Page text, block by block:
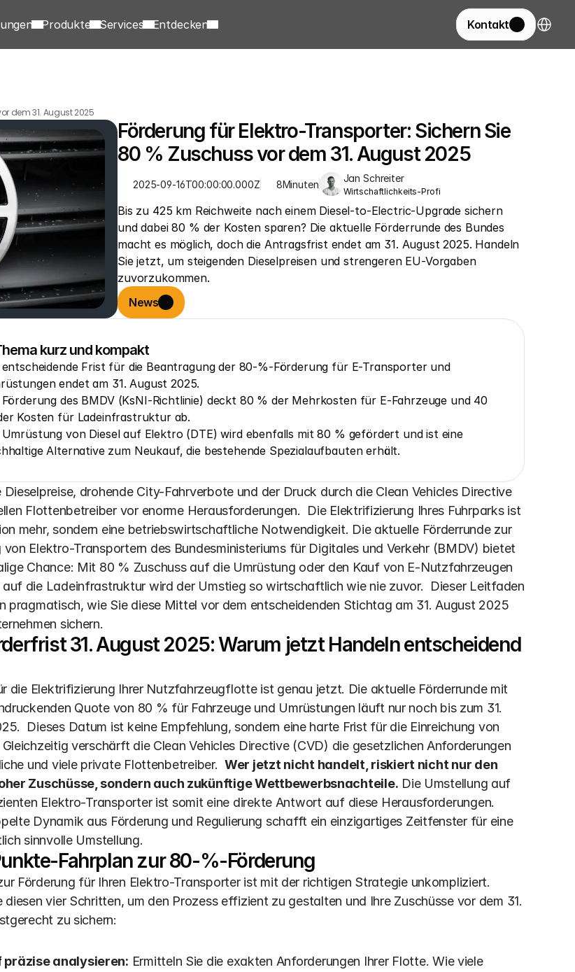
Produkte Services Entdecken Kontakt Select
dem 31. August 2025
Förderung für Elektro-Transporter: Sichern Sie
80 % Zuschuss vor dem 31. August 2025
2025-09-16T00:00:00.000Z 8Minuten
Jan Schreiter
Wirtschaftlichkeits-Profi
Bis zu 425 km Reichweite nach einem Diesel-to-Electric-Upgrade sichern
und dabei 80 % der Kosten sparen? Die aktuelle Förderrunde des Bundes
macht es möglich, doch die Antragsfrist endet am 31. August 2025. Handeln
Sie jetzt, um steigenden Dieselpreisen und strengeren EU-Vorgaben
zuvorzukommen.
News
kurz und kompakt
entscheidende Frist für die Beantragung der 80-%-Förderung für E-Transporter und
endet am 31. August 2025.
Förderung des BMDV (KsNI-Richtlinie) deckt 80 % der Mehrkosten für E-Fahrzeuge und 40
Kosten für Ladeinfrastruktur ab.
Umrüstung von Diesel auf Elektro (DTE) wird ebenfalls mit 80 % gefördert und ist eine
Alternative zum Neukauf, die bestehende Spezialaufbauten erhält.
Dieselpreise, drohende City-Fahrverbote und der Druck durch die Clean Vehicles Directive
Flottenbetreiber vor enorme Herausforderungen.  Die Elektrifizierung Ihres Fuhrparks ist
mehr, sondern eine betriebswirtschaftliche Notwendigkeit. Die aktuelle Förderrunde zur
von Elektro-Transportern des Bundesministeriums für Digitales und Verkehr (BMDV) bietet
Chance: Mit 80 % Zuschuss auf die Umrüstung oder den Kauf von E-Nutzfahrzeugen
die Ladeinfrastruktur wird der Umstieg so wirtschaftlich wie nie zuvor.  Dieser Leitfaden
pragmatisch, wie Sie diese Mittel vor dem entscheidenden Stichtag am 31. August 2025
sichern.
31. August 2025: Warum jetzt Handeln entscheidend
die Elektrifizierung Ihrer Nutzfahrzeugflotte ist genau jetzt. Die aktuelle Förderrunde mit
Quote von 80 % für Fahrzeuge und Umrüstungen läuft nur noch bis zum 31.
Dieses Datum ist keine Empfehlung, sondern eine harte Frist für die Einreichung von
verschärft die Clean Vehicles Directive (CVD) die gesetzlichen Anforderungen
und viele private Flottenbetreiber. Wer jetzt nicht handelt, riskiert nicht nur den
Zuschüsse, sondern auch zukünftige Wettbewerbsnachteile. Die Umstellung auf
Elektro-Transporter ist somit eine direkte Antwort auf diese Herausforderungen.
Dynamik aus Förderung und Regulierung schafft ein einzigartiges Zeitfenster für eine
sinnvolle Umstellung.
Fahrplan zur 80-%-Förderung
Förderung für Ihren Elektro-Transporter ist mit der richtigen Strategie unkompliziert.
diesen vier Schritten, um den Prozess effizient zu gestalten und Ihre Zuschüsse vor dem 31.
zu sichern:
präzise analysieren: Ermitteln Sie die exakten Anforderungen Ihrer Flotte. Wie viele